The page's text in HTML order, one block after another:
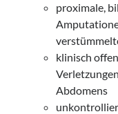
proximale,
klinisch
Abdomens